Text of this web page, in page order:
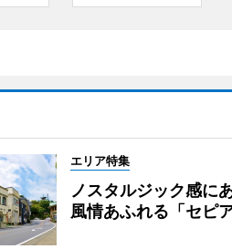
エリア特集
ノスタルジック感に
風情あふれる「セピ